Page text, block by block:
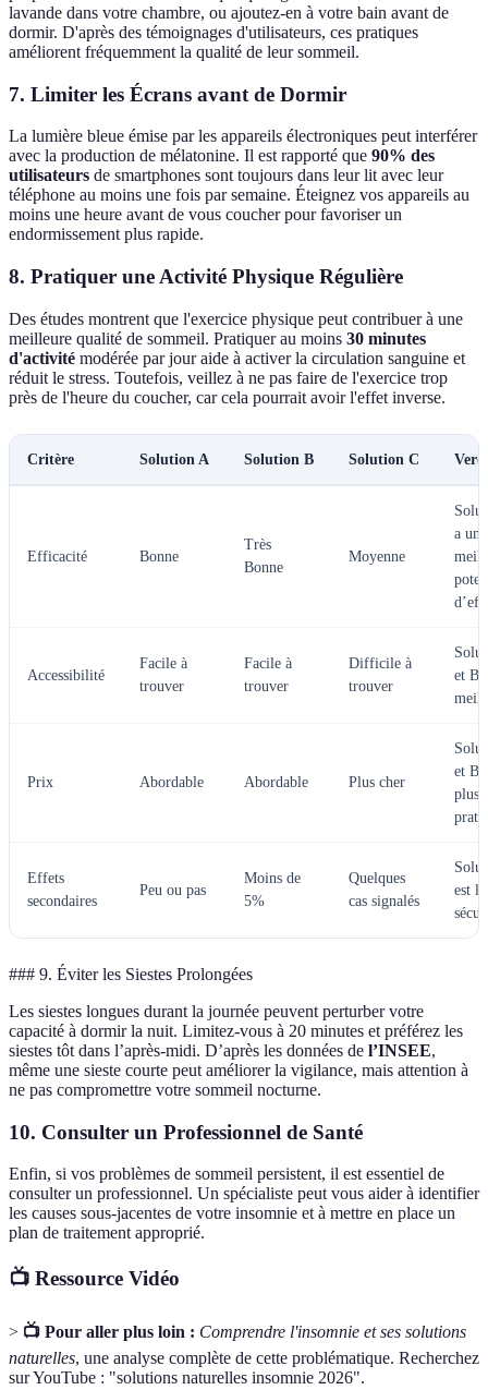
lavande dans votre chambre, ou ajoutez-en à votre bain avant de
dormir. D'après des témoignages d'utilisateurs, ces pratiques
améliorent fréquemment la qualité de leur sommeil.
7. Limiter les Écrans avant de Dormir
La lumière bleue émise par les appareils électroniques peut interférer
avec la production de mélatonine. Il est rapporté que 90% des
utilisateurs de smartphones sont toujours dans leur lit avec leur
téléphone au moins une fois par semaine. Éteignez vos appareils au
moins une heure avant de vous coucher pour favoriser un
endormissement plus rapide.
8. Pratiquer une Activité Physique Régulière
Des études montrent que l'exercice physique peut contribuer à une
meilleure qualité de sommeil. Pratiquer au moins 30 minutes
d'activité modérée par jour aide à activer la circulation sanguine et
réduit le stress. Toutefois, veillez à ne pas faire de l'exercice trop
près de l'heure du coucher, car cela pourrait avoir l'effet inverse.
Critère Solution A Solution B Solution C
Efficacité Bonne
Très
Bonne
Moyenne
a un
Accessibilité
Facile à
trouver
Facile à
trouver
Difficile à
trouver
et B
Prix Abordable Abordable Plus cher
et B
plus
Effets
secondaires
Peu ou pas
Moins de
5%
Quelques
cas signalés
est
### 9. Éviter les Siestes Prolongées
Les siestes longues durant la journée peuvent perturber votre
capacité à dormir la nuit. Limitez-vous à 20 minutes et préférez les
siestes tôt dans l’après-midi. D’après les données de l’INSEE,
même une sieste courte peut améliorer la vigilance, mais attention à
ne pas compromettre votre sommeil nocturne.
10. Consulter un Professionnel de Santé
Enfin, si vos problèmes de sommeil persistent, il est essentiel de
consulter un professionnel. Un spécialiste peut vous aider à identifier
les causes sous-jacentes de votre insomnie et à mettre en place un
plan de traitement approprié.
📺 Ressource Vidéo
> 📺 Pour aller plus loin : Comprendre l'insomnie et ses solutions
naturelles, une analyse complète de cette problématique. Recherchez
sur YouTube : "solutions naturelles insomnie 2026".